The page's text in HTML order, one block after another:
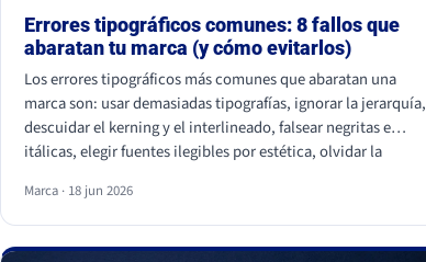
Errores tipográficos comunes: 8 fallos que
abaratan tu marca (y cómo evitarlos)
Los errores tipográficos más comunes que abaratan una
marca son: usar demasiadas tipografías, ignorar la jerarquía,
descuidar el kerning y el interlineado, falsear negritas e
itálicas, elegir fuentes ilegibles por estética, olvidar la
competencia. Casi ninguno se nota de uno en uno, pero
juntos hacen que tu marca parezca improvisada. La buena
noticia: todos se corrigen con criterio, no con presupuesto.
Marca · 18 jun 2026